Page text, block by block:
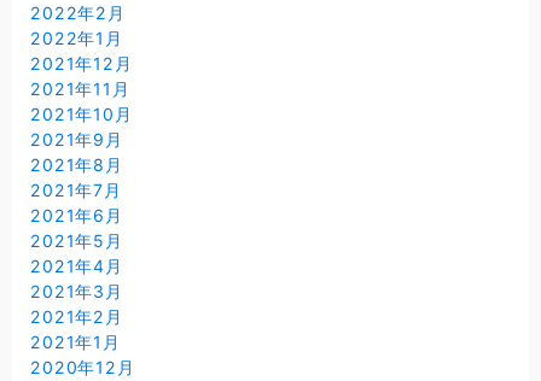
2022年2月
2022年1月
2021年12月
2021年11月
2021年10月
2021年9月
2021年8月
2021年7月
2021年6月
2021年5月
2021年4月
2021年3月
2021年2月
2021年1月
2020年12月